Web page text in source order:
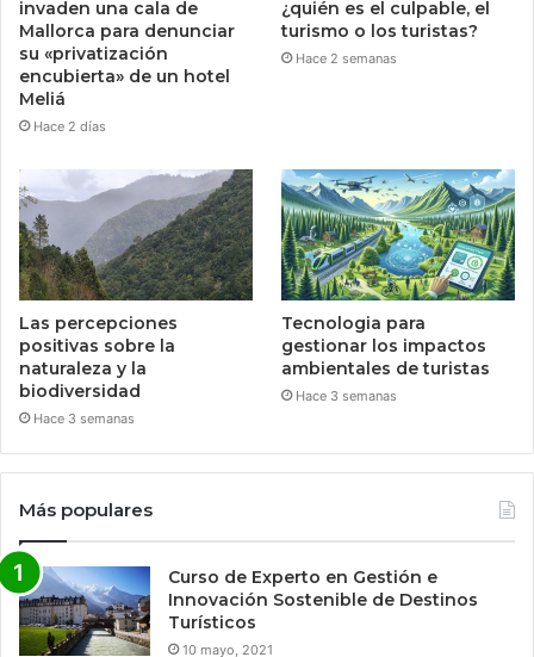
invaden una cala de
Mallorca para denunciar
su «privatización
encubierta» de un hotel
Meliá
Hace 2 días
¿quién es el culpable, el
turismo o los turistas?
Hace 2 semanas
Las percepciones
positivas sobre la
naturaleza y la
biodiversidad
Hace 3 semanas
Tecnologia para
gestionar los impactos
ambientales de turistas
Hace 3 semanas
Más populares
Curso de Experto en Gestión e
Innovación Sostenible de Destinos
Turísticos
10 mayo, 2021